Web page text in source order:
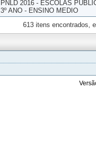
PNLD 2016 - ESCOLAS
3º ANO - ENSINO MEDIO
613 itens encontrados,